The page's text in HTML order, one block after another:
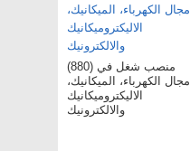
(880) منصب شغل في
مجال الكهرباء، الميكانيك،
الاليكتروميكانيك
والالكترونيك